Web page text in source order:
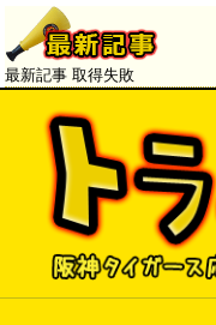
最新記事 取得失敗